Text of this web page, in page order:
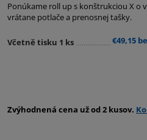
Ponúkame roll up s konštrukciou X o
vrátane potlače a prenosnej tašky.
Včetně tisku 1 ks €49,15
Zvýhodnená cena už od 2 kusov.